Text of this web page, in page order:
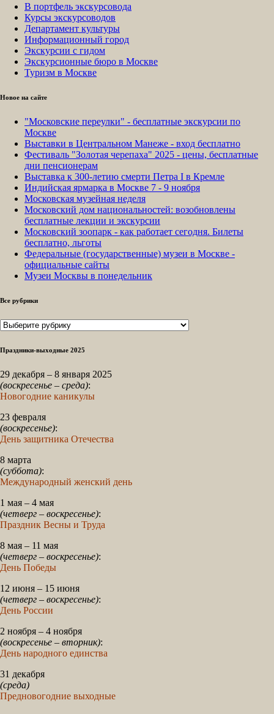
В портфель экскурсовода
Курсы экскурсоводов
Департамент культуры
Информационный город
Экскурсии с гидом
Экскурсионные бюро в Москве
Туризм в Москве
Новое на сайте
"Московские переулки" - бесплатные экскурсии по
Москве
Выставки в Центральном Манеже - вход бесплатно
Фестиваль "Золотая черепаха" 2025 - цены, бесплатные
дни пенсионерам
Выставка к 300-летию смерти Петра I в Кремле
Индийская ярмарка в Москве 7 - 9 ноября
Московская музейная неделя
Московский дом национальностей: возобновлены
бесплатные лекции и экскурсии
Московский зоопарк - как работает сегодня. Билеты
бесплатно, льготы
Федеральные (государственные) музеи в Москве -
официальные сайты
Музеи Москвы в понедельник
Все рубрики
Все
Праздники-выходные 2025
29 декабря – 8 января 2025
(воскресенье – среда):
Новогодние каникулы
23 февраля
(воскресенье):
День защитника Отечества
8 марта
(суббота):
Международный женский день
1 мая – 4 мая
(четверг – воскресенье):
Праздник Весны и Труда
8 мая – 11 мая
(четверг – воскресенье):
День Победы
12 июня – 15 июня
(четверг – воскресенье):
День России
2 ноября – 4 ноября
(воскресенье – вторник):
День народного единства
31 декабря
(среда)
Предновогодние выходные